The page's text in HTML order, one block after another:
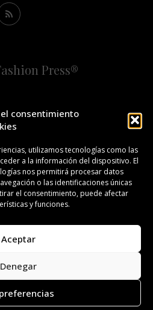
consentimiento
utilizamos tecnologías como las
a la información del dispositivo. El
nos permitirá procesar datos
o las identificaciones únicas
el consentimiento, puede afectar
y funciones.
Aceptar
Denegar
Press®
FASHION NEWS!
PUBLICIDAD
B 27443-2014
Copyright 2008-2024.
™ es una marca registrada.